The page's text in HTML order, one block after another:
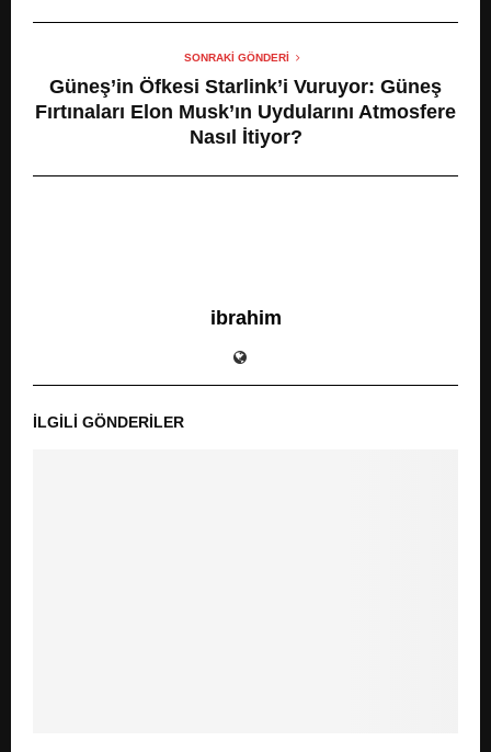
SONRAKI GÖNDERI
Güneş’in Öfkesi Starlink’i Vuruyor: Güneş
Fırtınaları Elon Musk’ın Uydularını Atmosfere
Nasıl İtiyor?
ibrahim
İLGILI GÖNDERILER